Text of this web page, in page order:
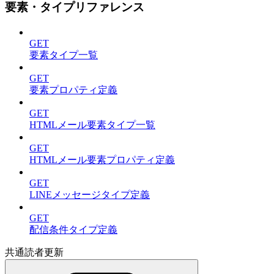
要素・タイプリファレンス
GET
要素タイプ一覧
GET
要素プロパティ定義
GET
HTMLメール要素タイプ一覧
GET
HTMLメール要素プロパティ定義
GET
LINEメッセージタイプ定義
GET
配信条件タイプ定義
共通読者更新